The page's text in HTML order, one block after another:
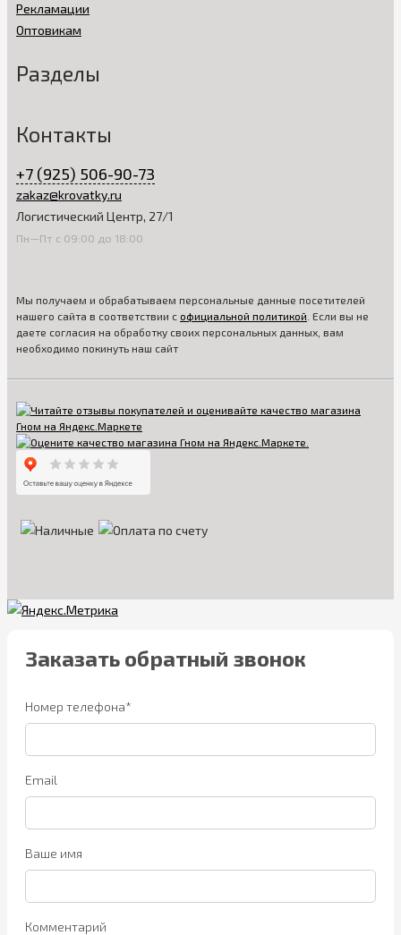
Рекламации
Оптовикам
Разделы
Контакты
+7 (925) 506-90-73
zakaz@krovatky.ru
Логистический Центр, 27/1
Пн—Пт с 09:00 до 18:00
Мы получаем и обрабатываем персональные данные посетителей
нашего сайта в соответствии с официальной политикой . Если вы не
даете согласия на обработку своих персональных данных, вам
необходимо покинуть наш сайт
Заказать обратный звонок
Номер телефона*
Email
Ваше имя
Комментарий